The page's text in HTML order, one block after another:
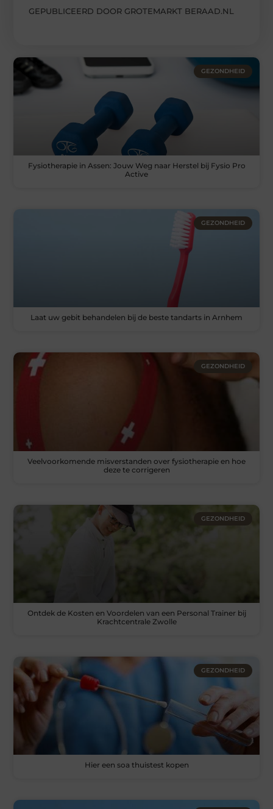
GEPUBLICEERD DOOR GROTEMARKT BERAAD.NL
GEZONDHEID
Fysiotherapie in Assen: Jouw Weg naar Herstel bij Fysio Pro
Active
GEZONDHEID
Laat uw gebit behandelen bij de beste tandarts in Arnhem
GEZONDHEID
Veelvoorkomende misverstanden over fysiotherapie en hoe
deze te corrigeren
GEZONDHEID
Ontdek de Kosten en Voordelen van een Personal Trainer bij
Krachtcentrale Zwolle
GEZONDHEID
Hier een soa thuistest kopen